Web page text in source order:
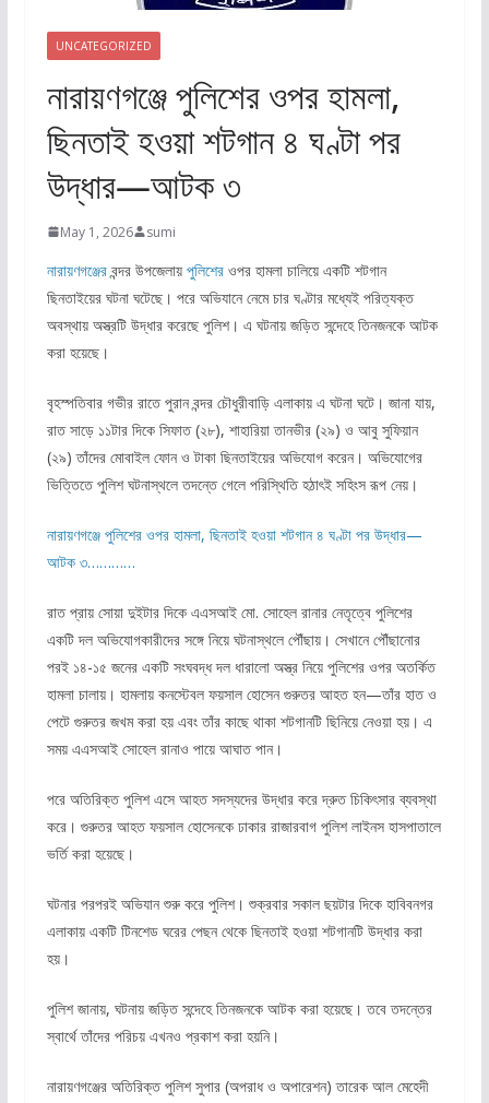
UNCATEGORIZED
নারায়ণগঞ্জে পুলিশের ওপর হামলা,
ছিনতাই হওয়া শটগান ৪ ঘণ্টা পর
উদ্ধার—আটক ৩
May 1, 2026 sumi
নারায়ণগঞ্জের বন্দর উপজেলায় পুলিশের ওপর হামলা চালিয়ে একটি শটগান
ছিনতাইয়ের ঘটনা ঘটেছে। পরে অভিযানে নেমে চার ঘণ্টার মধ্যেই পরিত্যক্ত
অবস্থায় অস্ত্রটি উদ্ধার করেছে পুলিশ। এ ঘটনায় জড়িত সন্দেহে তিনজনকে আটক
করা হয়েছে।
বৃহস্পতিবার গভীর রাতে পুরান বন্দর চৌধুরীবাড়ি এলাকায় এ ঘটনা ঘটে। জানা যায়,
রাত সাড়ে ১১টার দিকে সিফাত (২৮), শাহারিয়া তানভীর (২৯) ও আবু সুফিয়ান
(২৯) তাঁদের মোবাইল ফোন ও টাকা ছিনতাইয়ের অভিযোগ করেন। অভিযোগের
ভিত্তিতে পুলিশ ঘটনাস্থলে তদন্তে গেলে পরিস্থিতি হঠাৎই সহিংস রূপ নেয়।
নারায়ণগঞ্জে পুলিশের ওপর হামলা, ছিনতাই হওয়া শটগান ৪ ঘণ্টা পর উদ্ধার—
আটক ৩…………
রাত প্রায় সোয়া দুইটার দিকে এএসআই মো. সোহেল রানার নেতৃত্বে পুলিশের
একটি দল অভিযোগকারীদের সঙ্গে নিয়ে ঘটনাস্থলে পৌঁছায়। সেখানে পৌঁছানোর
পরই ১৪-১৫ জনের একটি সংঘবদ্ধ দল ধারালো অস্ত্র নিয়ে পুলিশের ওপর অতর্কিত
হামলা চালায়। হামলায় কনস্টেবল ফয়সাল হোসেন গুরুতর আহত হন—তাঁর হাত ও
পেটে গুরুতর জখম করা হয় এবং তাঁর কাছে থাকা শটগানটি ছিনিয়ে নেওয়া হয়। এ
সময় এএসআই সোহেল রানাও পায়ে আঘাত পান।
পরে অতিরিক্ত পুলিশ এসে আহত সদস্যদের উদ্ধার করে দ্রুত চিকিৎসার ব্যবস্থা
করে। গুরুতর আহত ফয়সাল হোসেনকে ঢাকার রাজারবাগ পুলিশ লাইনস হাসপাতালে
ভর্তি করা হয়েছে।
ঘটনার পরপরই অভিযান শুরু করে পুলিশ। শুক্রবার সকাল ছয়টার দিকে হাবিবনগর
এলাকায় একটি টিনশেড ঘরের পেছন থেকে ছিনতাই হওয়া শটগানটি উদ্ধার করা
হয়।
পুলিশ জানায়, ঘটনায় জড়িত সন্দেহে তিনজনকে আটক করা হয়েছে। তবে তদন্তের
স্বার্থে তাঁদের পরিচয় এখনও প্রকাশ করা হয়নি।
নারায়ণগঞ্জের অতিরিক্ত পুলিশ সুপার (অপরাধ ও অপারেশন) তারেক আল মেহেদী